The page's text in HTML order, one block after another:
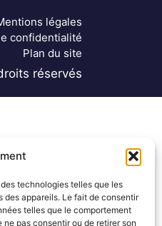
technologies telles que les
appareils. Le fait de consentir
telles que le comportement
pas consentir ou de retirer son
légales
confidentialité
Plan du site
réservés